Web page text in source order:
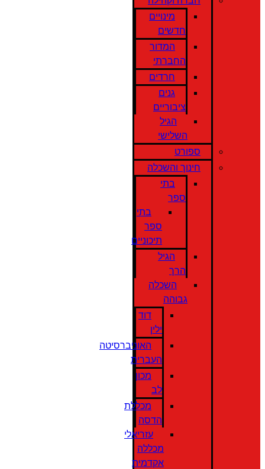
מינויים
חדשים
המדור
החברתי
חרדים
גנים
ציבוריים
הגיל
השלישי
ספורט
חינוך והשכלה
בתי
ספר
בתי
ספר
תיכוניים
הגיל
הרך
השכלה
גבוהה
דוד
ילין
האוניברסיטה
העברית
מכון
לב
מכללת
הדסה
עזריאלי
מכללה
אקדמית